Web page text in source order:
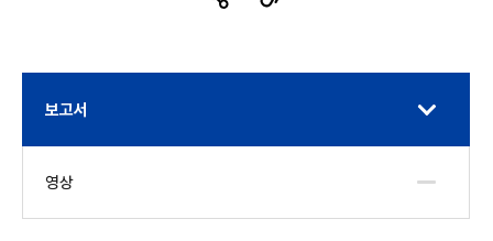
보고서
영상